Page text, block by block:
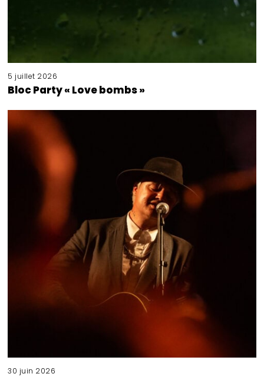
5 juillet 2026
Bloc Party « Love bombs »
30 juin 2026